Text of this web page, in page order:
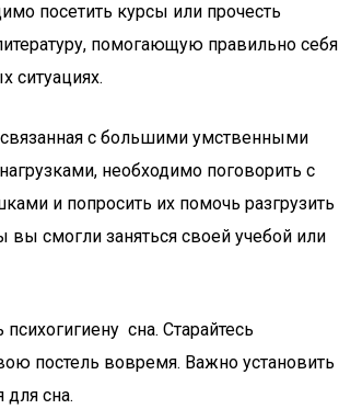
посетить курсы или прочесть
помогающую правильно себя
ситуациях.
связанная с большими умственными
необходимо поговорить с
и попросить их помочь разгрузить
вы смогли заняться своей учебой или
сна. Старайтесь
постель вовремя. Важно установить
сна.